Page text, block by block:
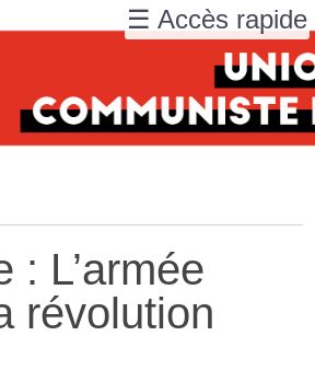
: L’armée
révolution
☰ Accès rapide